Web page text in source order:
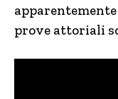
prove attoriali